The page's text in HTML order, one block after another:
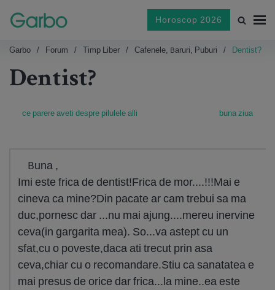
Horoscop 2026
Garbo Forum Timp Liber Cafenele, Baruri, Puburi Dentist?
Dentist?
ce parere aveti despre pilulele alli buna ziua
Buna ,
Imi este frica de dentist!Frica de mor....!!!Mai e
cineva ca mine?Din pacate ar cam trebui sa ma
duc,pornesc dar ...nu mai ajung....mereu inervine
ceva(in gargarita mea). So...va astept cu un
sfat,cu o poveste,daca ati trecut prin asa
ceva,chiar cu o recomandare.Stiu ca sanatatea e
mai presus de orice dar frica...la mine..ea este